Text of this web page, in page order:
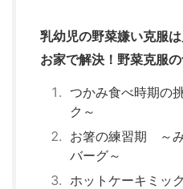
乳幼児の野菜嫌い克服
お家で解決！野菜克服
つかみ食べ時期
ク～
お箸の練習期 ～
バーグ～
ホットケーキミッ